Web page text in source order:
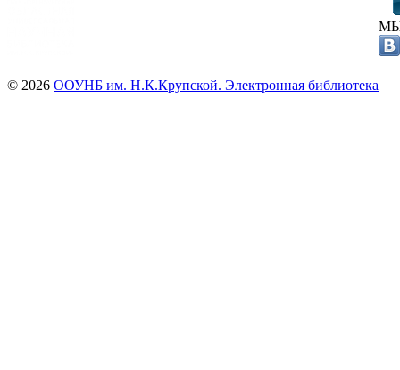
© 2026 ООУНБ им. Н.К.Крупской. Электронная библиотека